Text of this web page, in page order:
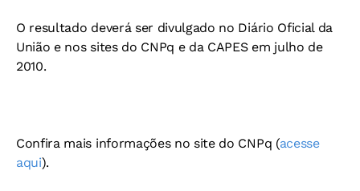
O resultado deverá ser divulgado no Diário Oficial da
União e nos sites do CNPq e da CAPES em julho de
2010.
Confira mais informações no site do CNPq (acesse
aqui).